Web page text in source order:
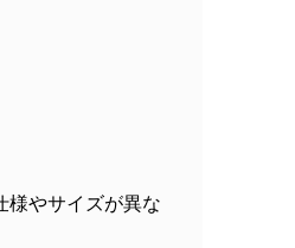
様やサイズが異な